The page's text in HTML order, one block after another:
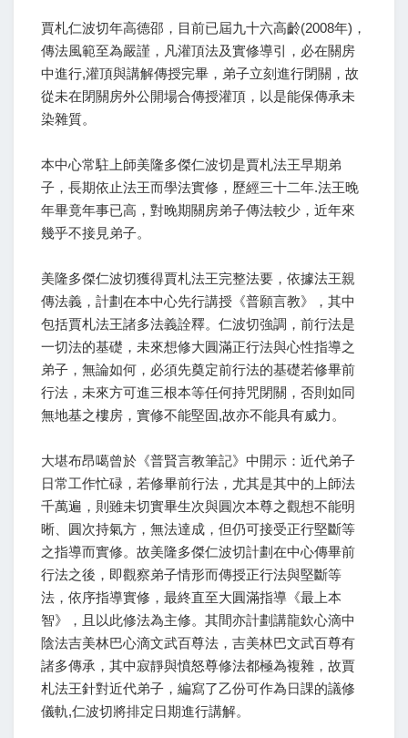
賈札仁波切年高德邵，目前已屆九十六高齡(2008年)，
傳法風範至為嚴謹，凡灌頂法及實修導引，必在關房
中進行,灌頂與講解傳授完畢，弟子立刻進行閉關，故
從未在閉關房外公開場合傳授灌頂，以是能保傳承未
染雜質。
本中心常駐上師美隆多傑仁波切是賈札法王早期弟
子，長期依止法王而學法實修，歷經三十二年.法王晚
年畢竟年事已高，對晚期關房弟子傳法較少，近年來
幾乎不接見弟子。
美隆多傑仁波切獲得賈札法王完整法要，依據法王親
傳法義，計劃在本中心先行講授《普願言教》，其中
包括賈札法王諸多法義詮釋。仁波切強調，前行法是
一切法的基礎，未來想修大圓滿正行法與心性指導之
弟子，無論如何，必須先奠定前行法的基礎若修畢前
行法，未來方可進三根本等任何持咒閉關，否則如同
無地基之樓房，實修不能堅固,故亦不能具有威力。
大堪布昂噶曾於《普賢言教筆記》中開示：近代弟子
日常工作忙碌，若修畢前行法，尤其是其中的上師法
千萬遍，則雖未切實畢生次與圓次本尊之觀想不能明
晰、圓次持氣方，無法達成，但仍可接受正行堅斷等
之指導而實修。故美隆多傑仁波切計劃在中心傳畢前
行法之後，即觀察弟子情形而傳授正行法與堅斷等
法，依序指導實修，最終直至大圓滿指導《最上本
智》，且以此修法為主修。其間亦計劃講龍欽心滴中
陰法吉美林巴心滴文武百尊法，吉美林巴文武百尊有
諸多傳承，其中寂靜與憤怒尊修法都極為複雜，故賈
札法王針對近代弟子，編寫了乙份可作為日課的議修
儀軌,仁波切將排定日期進行講解。